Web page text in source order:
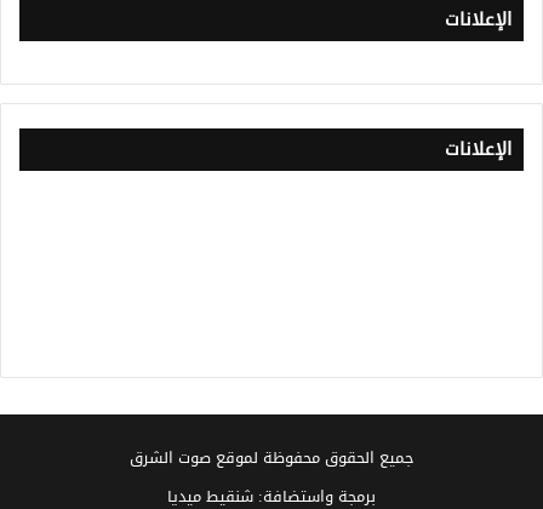
الإعلانات
الإعلانات
جميع الحقوق محفوظة لموقع صوت الشرق
برمجة واستضافة: شنقيط ميديا